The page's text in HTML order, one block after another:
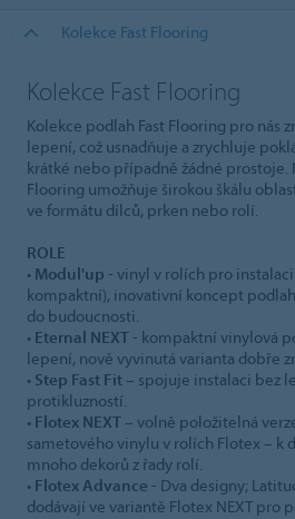
Kolekce Fast Flooring
Kolekce Fast Flooring
Kolekce podlah Fast Flooring pro nás
lepení, což usnadňuje a zrychluje
krátké nebo případně žádné prostoje.
Flooring umožňuje širokou škálu
ve formátu dílců, prken nebo rolí.
ROLE
• Modul'up - vinyl v rolích pro
kompaktní), inovativní koncept
do budoucnosti.
• Eternal NEXT - kompaktní vinylová
lepení, nově vyvinutá varianta dobře
• Step Fast Fit – spojuje instalaci bez
protikluzností.
• Flotex NEXT – volně položitelná
sametového vinylu v rolích Flotex – k
mnoho dekorů z řady rolí.
• Flotex Advance - Dva designy;
dodávají ve variantě Flotex NEXT pro